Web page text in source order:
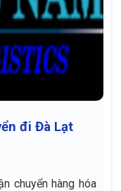
đi Đà Lạt
chuyển hàng hóa